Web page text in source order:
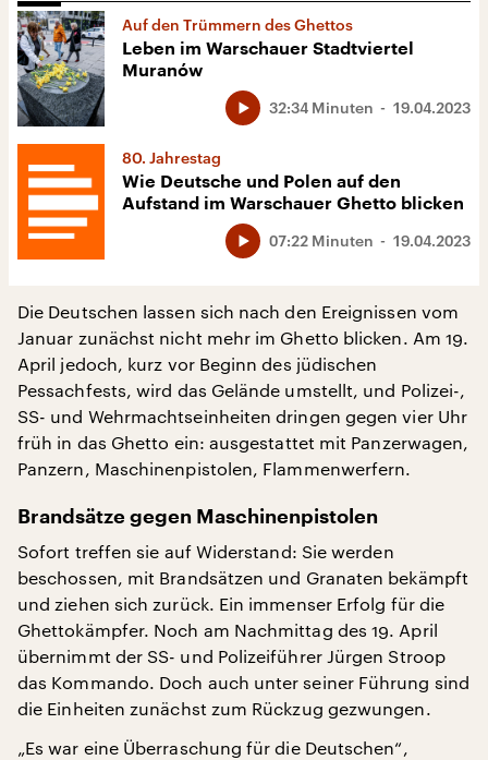
Auf den Trümmern des Ghettos
Leben im Warschauer Stadtviertel
Muranów
19.04.2023
32:34 Minuten
80. Jahrestag
Wie Deutsche und Polen auf den
Aufstand im Warschauer Ghetto blicken
19.04.2023
07:22 Minuten
Die Deutschen lassen sich nach den Ereignissen vom
Januar zunächst nicht mehr im Ghetto blicken. Am 19.
April jedoch, kurz vor Beginn des jüdischen
Pessachfests, wird das Gelände umstellt, und Polizei-,
SS- und Wehrmachtseinheiten dringen gegen vier Uhr
früh in das Ghetto ein: ausgestattet mit Panzerwagen,
Panzern, Maschinenpistolen, Flammenwerfern.
Brandsätze gegen Maschinenpistolen
Sofort treffen sie auf Widerstand: Sie werden
beschossen, mit Brandsätzen und Granaten bekämpft
und ziehen sich zurück. Ein immenser Erfolg für die
Ghettokämpfer. Noch am Nachmittag des 19. April
übernimmt der SS- und Polizeiführer Jürgen Stroop
das Kommando. Doch auch unter seiner Führung sind
die Einheiten zunächst zum Rückzug gezwungen.
„Es war eine Überraschung für die Deutschen“,